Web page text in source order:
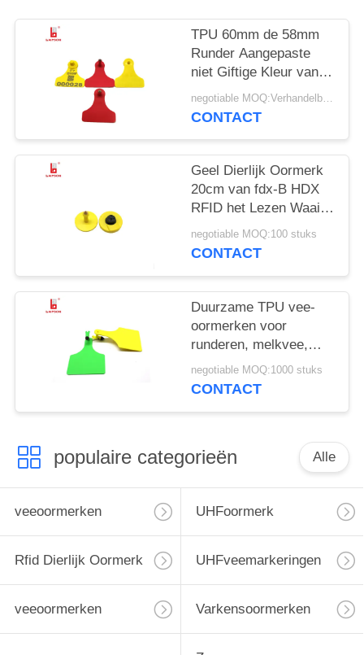
TPU 60mm de 58mm
Runder Aangepaste
niet Giftige Kleur van
het Koevee Oormerkennegotiable MOQ:Verhandelbaar
CONTACT
Geel Dierlijk Oormerk
20cm van fdx-B HDX
RFID het Lezen Waaier
voor
Landbouwbedrijfbeheer
negotiable MOQ:100 stuks
CONTACT
Duurzame TPU vee-
oormerken voor
runderen, melkvee,
kamelen en paarden
negotiable MOQ:1000 stuks
CONTACT
populaire categorieën Alle
veeoormerken UHFoormerk
Rfid Dierlijk Oormerk UHFveemarkeringen
veeoormerken Varkensoormerken